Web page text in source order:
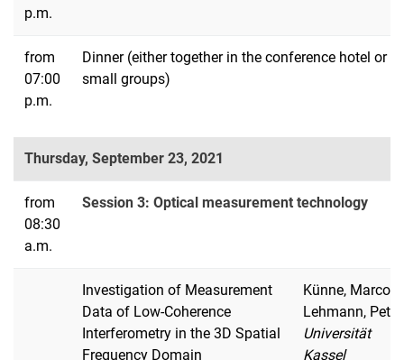
p.m.
from
07:00
p.m.
Dinner (either together in the conference hotel or in
small groups)
Thursday, September 23, 2021
from
08:30
a.m.
Session 3: Optical measurement technology
Investigation of Measurement
Data of Low-Coherence
Interferometry in the 3D Spatial
Frequency Domain
Künne, Marco;
Lehmann, Peter;
Universität
Kassel